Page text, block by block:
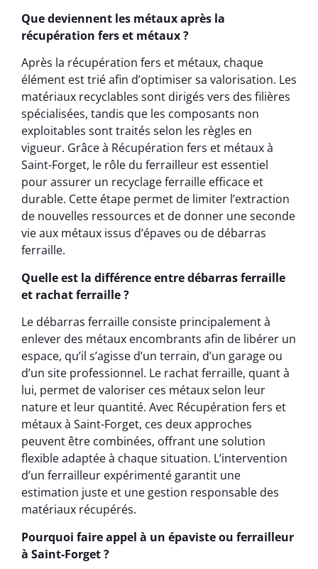
Que deviennent les métaux après la
récupération fers et métaux ?
Après la récupération fers et métaux, chaque
élément est trié afin d’optimiser sa valorisation. Les
matériaux recyclables sont dirigés vers des filières
spécialisées, tandis que les composants non
exploitables sont traités selon les règles en
vigueur. Grâce à Récupération fers et métaux à
Saint-Forget, le rôle du ferrailleur est essentiel
pour assurer un recyclage ferraille efficace et
durable. Cette étape permet de limiter l’extraction
de nouvelles ressources et de donner une seconde
vie aux métaux issus d’épaves ou de débarras
ferraille.
Quelle est la différence entre débarras ferraille
et rachat ferraille ?
Le débarras ferraille consiste principalement à
enlever des métaux encombrants afin de libérer un
espace, qu’il s’agisse d’un terrain, d’un garage ou
d’un site professionnel. Le rachat ferraille, quant à
lui, permet de valoriser ces métaux selon leur
nature et leur quantité. Avec Récupération fers et
métaux à Saint-Forget, ces deux approches
peuvent être combinées, offrant une solution
flexible adaptée à chaque situation. L’intervention
d’un ferrailleur expérimenté garantit une
estimation juste et une gestion responsable des
matériaux récupérés.
Pourquoi faire appel à un épaviste ou ferrailleur
à Saint-Forget ?